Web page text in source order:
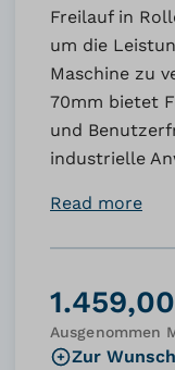
Freilauf in
um die
Maschine zu
70mm bietet
und
industrielle
Read more
Ausgenommen
Zur